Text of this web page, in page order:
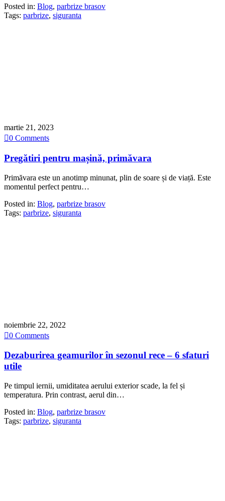
Posted in: Blog, parbrize brasov
Tags: parbrize, siguranta
martie 21, 2023
0 Comments
Pregătiri pentru mașină, primăvara
Primăvara este un anotimp minunat, plin de soare și de viață. Este
momentul perfect pentru…
Posted in: Blog, parbrize brasov
Tags: parbrize, siguranta
noiembrie 22, 2022
0 Comments
Dezaburirea geamurilor în sezonul rece – 6 sfaturi
utile
Pe timpul iernii, umiditatea aerului exterior scade, la fel și
temperatura. Prin contrast, aerul din…
Posted in: Blog, parbrize brasov
Tags: parbrize, siguranta